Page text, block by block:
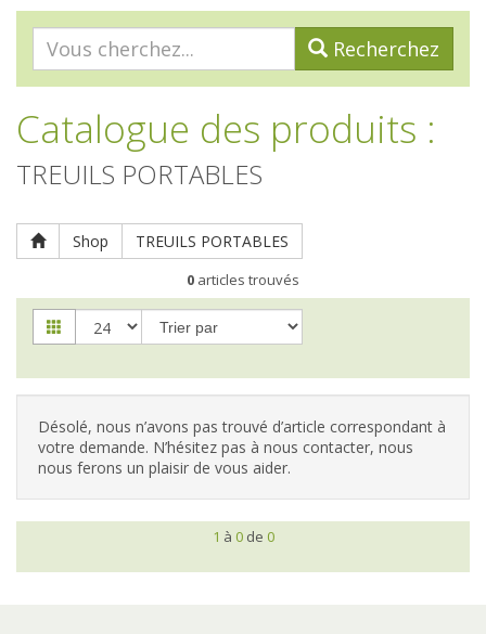
Débardage
Entretien des peuplements
Analyse
Protections individuelles
Tuteurs - Piquets
Clôtures
Protection de la tête / visage
Vêtements haut du corps
Vêtements bas du corps
Chaussures
Gants
Recherchez
Catalogue des produits :
TREUILS PORTABLES
Shop TREUILS PORTABLES
0 articles trouvés
Désolé, nous n’avons pas trouvé d’article correspondant à
votre demande. N’hésitez pas à nous contacter, nous
nous ferons un plaisir de vous aider.
1 à 0 de 0